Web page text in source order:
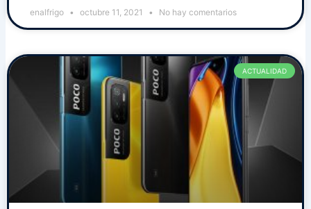
enalfrigo octubre 11, 2021 No hay comentarios
ACTUALIDAD